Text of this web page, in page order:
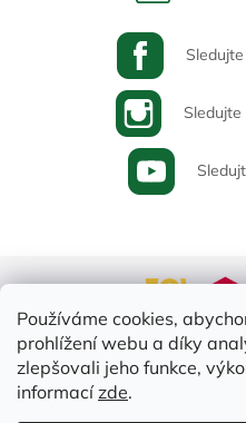
Používáme cookies,
prohlížení webu a díky
zlepšovali jeho funkce,
informacízde.
Sledujte